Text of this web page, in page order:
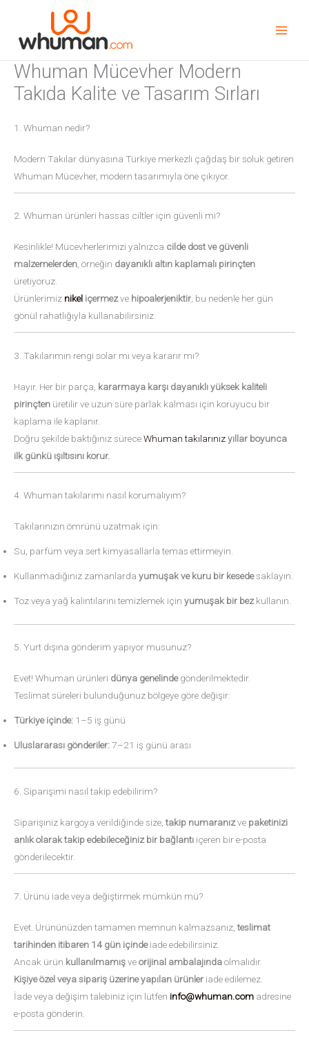
Whuman Mücevher Modern
Takıda Kalite ve Tasarım Sırları
1. Whuman nedir?
Modern Takılar dünyasına Türkiye merkezli çağdaş bir soluk getiren
Whuman Mücevher, modern tasarımıyla öne çıkıyor.
2. Whuman ürünleri hassas ciltler için güvenli mi?
Kesinlikle! Mücevherlerimizi yalnızca cilde dost ve güvenli
malzemelerden, örneğin dayanıklı altın kaplamalı pirinçten
üretiyoruz.
Ürünlerimiz nikel içermezve hipoalerjeniktir, bu nedenle her gün
gönül rahatlığıyla kullanabilirsiniz.
3. Takılarımın rengi solar mı veya kararır mı?
Hayır. Her bir parça, kararmaya karşı dayanıklı yüksek kaliteli
pirinçten üretilir ve uzun süre parlak kalması için koruyucu bir
kaplama ile kaplanır.
Doğru şekilde baktığınız süreceWhuman takılarınızyıllar boyunca
ilk günkü ışıltısını korur.
4. Whuman takılarımı nasıl korumalıyım?
Takılarınızın ömrünü uzatmak için:
Su, parfüm veya sert kimyasallarla temas ettirmeyin.
Kullanmadığınız zamanlarda yumuşak ve kuru bir kesedesaklayın.
Toz veya yağ kalıntılarını temizlemek için yumuşak bir bez kullanın.
5. Yurt dışına gönderim yapıyor musunuz?
Evet! Whuman ürünleri dünya genelindegönderilmektedir.
Teslimat süreleri bulunduğunuz bölgeye göre değişir:
Türkiye içinde: 1–5 iş günü
Uluslararası gönderiler:7–21 iş günü arası
6. Siparişimi nasıl takip edebilirim?
Siparişiniz kargoya verildiğinde size, takip numaranızve paketinizi
anlık olarak takip edebileceğiniz bir bağlantı içeren bir e-posta
gönderilecektir.
7. Ürünü iade veya değiştirmek mümkün mü?
Evet. Ürününüzden tamamen memnun kalmazsanız, teslimat
tarihinden itibaren 14 gün içindeiade edebilirsiniz.
Ancak ürün kullanılmamışveorijinal ambalajındaolmalıdır.
Kişiye özel veya sipariş üzerine yapılan ürünler iade edilemez.
İade veya değişim talebiniz için lütfen info@whuman.com adresine
e-posta gönderin.